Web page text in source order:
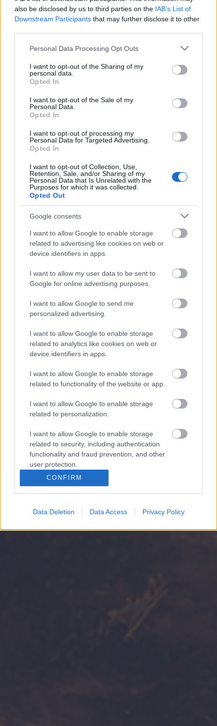
also be disclosed by us to third parties on the IAB’s List of
Downstream Participants that may further disclose it to other
Please note that this website/app uses one or more Google
not limited to your visit or usage behaviour. You may click to
grant or deny consent to Google and its third-party tags to
use your data for below specified purposes in below Google
consent section.
Personal Data Processing Opt Outs
I want to opt-out of the Sharing of my
personal data.
Opted In
I want to opt-out of the Sale of my
Personal Data.
Opted In
I want to opt-out of processing my
Personal Data for Targeted Advertising.
Opted In
I want to opt-out of Collection, Use,
Retention, Sale, and/or Sharing of my
Personal Data that Is Unrelated with the
Purposes for which it was collected.
Opted Out
Google consents
I want to allow Google to enable storage
related to advertising like cookies on web or
device identifiers in apps.
I want to allow my user data to be sent to
Google for online advertising purposes.
I want to allow Google to send me
personalized advertising.
I want to allow Google to enable storage
related to analytics like cookies on web or
device identifiers in apps.
I want to allow Google to enable storage
related to functionality of the website or app.
I want to allow Google to enable storage
related to personalization.
I want to allow Google to enable storage
related to security, including authentication
functionality and fraud prevention, and other
user protection.
CONFIRM
Data Deletion Data Access Privacy Policy
Hajnóczy Péter...
Kultúrpart Egy gondolat a függőségről 2017.06.26 07:03:32
azon a napon, amit kábítószer-ellenes világnapként jegyzünk a
naptárban...
Kultúrpart Drogosokat gyógyít a science fiction
2017.06.13
13:00:12
addiktológus-pszichiáter, aki sci-fit ír fel a betegeinek...
Belépve többet láthatsz.Itt beléphetsz
felhasználási feltételek adatvédelmi tájékoztató segítség
jogi
impresszum
süti beállítások
módosítása